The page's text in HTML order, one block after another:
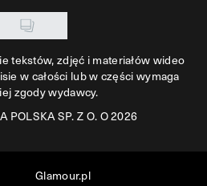
tekstów, zdjęć i materiałów wideo
w całości lub w części wymaga
zgody wydawcy.
POLSKA SP. Z O. O 2026
Glamour.pl